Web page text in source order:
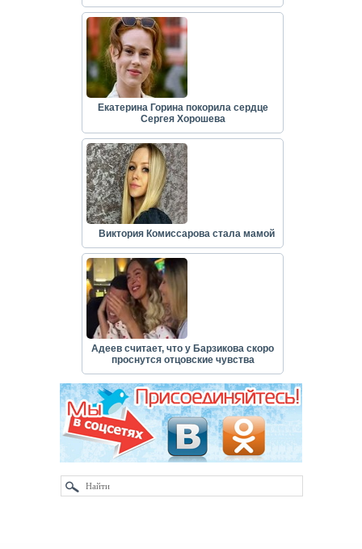
Екатерина Горина покорила сердце
Сергея Хорошева
Виктория Комиссарова стала мамой
Адеев считает, что у Барзикова скоро
проснутся отцовские чувства